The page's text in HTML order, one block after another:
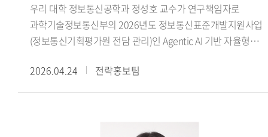
찾으려는 시도입니다. 헤라클레이토스는 세계가 끊임없이
변화한다고 보았고, 그 변화 속에 질서를 부여하는 원리를
로고스(logos) 라고 불렀습니다. 저는 헤라클레이토스의
하나의 사상적 계보로 다시 읽어보는 작업을 진행했습니다.
우리 대학 정보통신공학과 정성호 교수가 연구책임자로
과학기술정보통신부의 2026년도 정보통신표준개발지원사업
(정보통신기획평가원 전담 관리)인 Agentic AI 기반 자율형
주관연구개발기관(한국외대) 연구책임자(정성호)로 추진하게
2026.04.24 전략홍보팀